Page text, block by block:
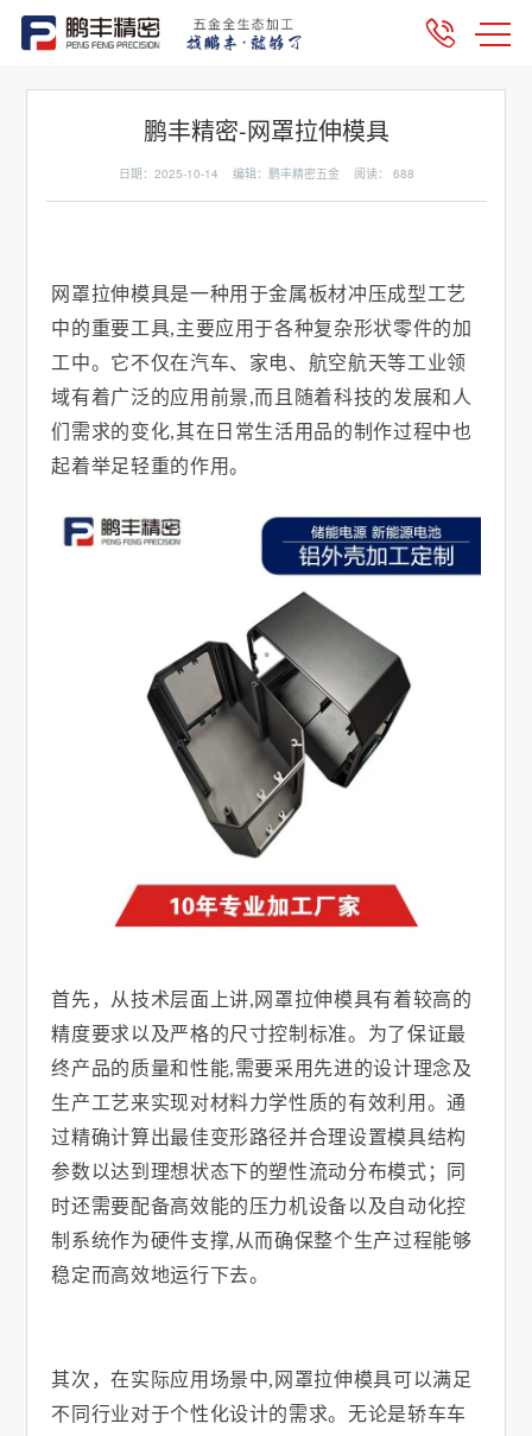
鹏丰精密-网罩拉伸模具
日期：2025-10-14 编辑：鹏丰精密五金 阅读： 688
网罩拉伸模具是一种用于金属板材冲压成型工艺
中的重要工具,主要应用于各种复杂形状零件的加
工中。它不仅在汽车、家电、航空航天等工业领
域有着广泛的应用前景,而且随着科技的发展和人
们需求的变化,其在日常生活用品的制作过程中也
起着举足轻重的作用。
首先，从技术层面上讲, 网罩拉伸模具有着较高的
精度要求以及严格的尺寸控制标准。为了保证最
终产品的质量和性能,需要采用先进的设计理念及
生产工艺来实现对材料力学性质的有效利用。通
过精确计算出最佳变形路径并合理设置模具结构
参数以达到理想状态下的塑性流动分布模式；同
时还需要配备高效能的压力机设备以及自动化控
制系统作为硬件支撑, 从而确保整个生产过程能够
稳定而高效地运行下去。
其次，在实际应用场景中, 网罩拉伸模具可以满足
不同行业对于个性化设计的需求。无论是轿车车